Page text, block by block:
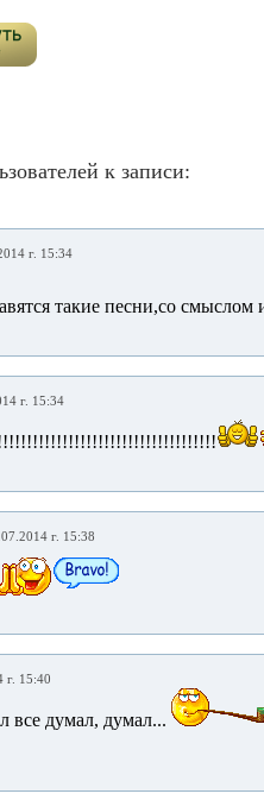
к записи:
г. 15:34
такие песни,со
г. 15:34
г. 15:38
г. 15:40
все думал, думал...